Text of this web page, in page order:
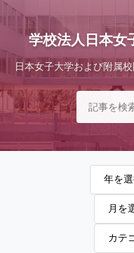
学校法人日本女
日本女子大学および附属